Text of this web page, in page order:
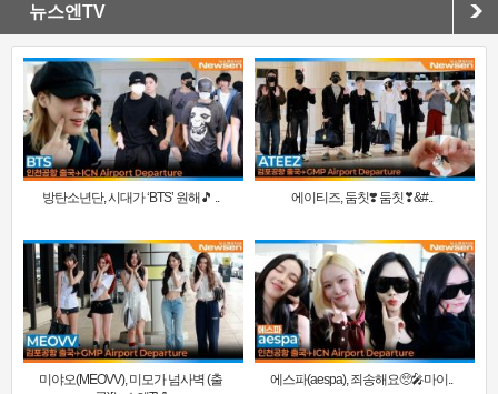
뉴스엔TV
방탄소년단, 시대가 ‘BTS’ 원해🎵 .. 에이티즈, 둠칫❣️ 둠칫❣&#..
미야오(MEOVV), 미모가 넘사벽 (출
에스파(aespa), 죄송해요🥺🎤마이..